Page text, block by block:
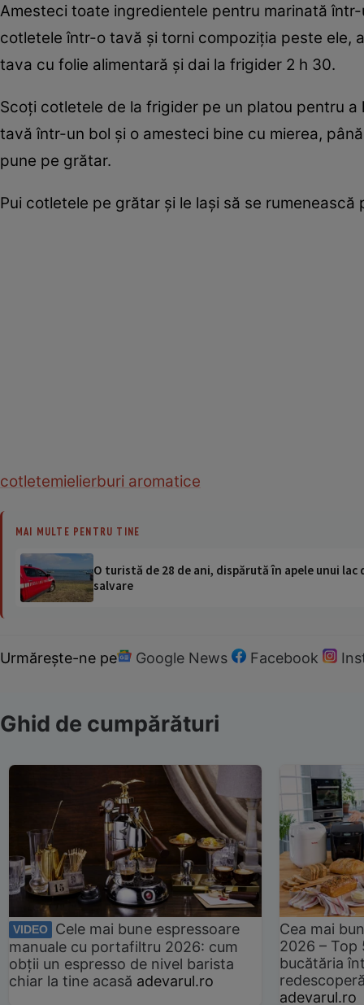
Amesteci toate ingredientele pentru marinată
cotletele într-o tavă și torni compoziția peste
tava cu folie alimentară și dai la frigider 2 h 30.
Scoți cotletele de la frigider pe un platou pentru
tavă într-un bol și o amesteci bine cu mierea,
pune pe grătar.
Pui cotletele pe grătar și le lași să se
cotletemielierburi aromatice
MAI MULTE PENTRU TINE
O turistă de 28 de ani, dispărută în apele unui
salvare
Urmărește-ne pe Google News Facebook
Ghid de cumpărături
VIDEO
Cele mai bune espressoare
manuale cu portafiltru 2026: cum
obții un espresso de nivel barista
chiar la tine acasă adevarul.ro
Cea mai
2026 –
bucătăria
adevarul.ro